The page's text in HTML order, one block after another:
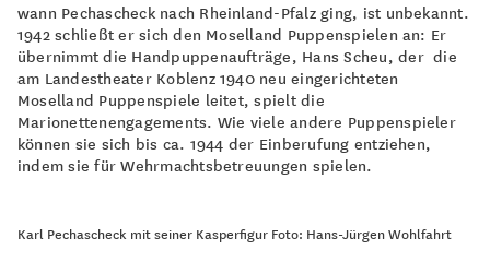
wann Pechascheck nach Rheinland-Pfalz ging, ist unbekannt.
1942 schließt er sich den Moselland Puppenspielen an: Er
übernimmt die Handpuppenaufträge, Hans Scheu, der die
am Landestheater Koblenz 1940 neu eingerichteten
Moselland Puppenspiele leitet, spielt die
Marionettenengagements. Wie viele andere Puppenspieler
können sie sich bis ca. 1944 der Einberufung entziehen,
indem sie für Wehrmachtsbetreuungen spielen.
Karl Pechascheck mit seiner Kasperfigur Foto: Hans-Jürgen Wohlfahrt